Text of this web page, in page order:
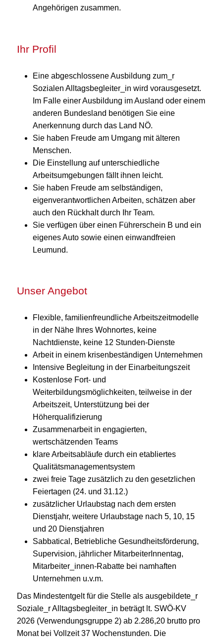
Angehörigen zusammen.
Ihr Profil
Eine abgeschlossene Ausbildung zum_r
Sozialen Alltagsbegleiter_in wird vorausgesetzt.
Im Falle einer Ausbildung im Ausland oder einem
anderen Bundesland benötigen Sie eine
Anerkennung durch das Land NÖ.
Sie haben Freude am Umgang mit älteren
Menschen.
Die Einstellung auf unterschiedliche
Arbeitsumgebungen fällt ihnen leicht.
Sie haben Freude am selbständigen,
eigenverantwortlichen Arbeiten, schätzen aber
auch den Rückhalt durch Ihr Team.
Sie verfügen über einen Führerschein B und ein
eigenes Auto sowie einen einwandfreien
Leumund.
Unser Angebot
Flexible, familienfreundliche Arbeitszeitmodelle
in der Nähe Ihres Wohnortes, keine
Nachtdienste, keine 12 Stunden-Dienste
Arbeit in einem krisenbeständigen Unternehmen
Intensive Begleitung in der Einarbeitungszeit
Kostenlose Fort- und
Weiterbildungsmöglichkeiten, teilweise in der
Arbeitszeit, Unterstützung bei der
Höherqualifizierung
Zusammenarbeit in engagierten,
wertschätzenden Teams
klare Arbeitsabläufe durch ein etabliertes
Qualitätsmanagementsystem
zwei freie Tage zusätzlich zu den gesetzlichen
Feiertagen (24. und 31.12.)
zusätzlicher Urlaubstag nach dem ersten
Dienstjahr, weitere Urlaubstage nach 5, 10, 15
und 20 Dienstjahren
Sabbatical, Betriebliche Gesundheitsförderung,
Supervision, jährlicher MitarbeiterInnentag,
Mitarbeiter_innen-Rabatte bei namhaften
Unternehmen u.v.m.
Das Mindestentgelt für die Stelle als ausgebildete_r
Soziale_r Alltagsbegleiter_in beträgt lt. SWÖ-KV
2026 (Verwendungsgruppe 2) ab 2.286,20 brutto pro
Monat bei Vollzeit 37 Wochenstunden. Die